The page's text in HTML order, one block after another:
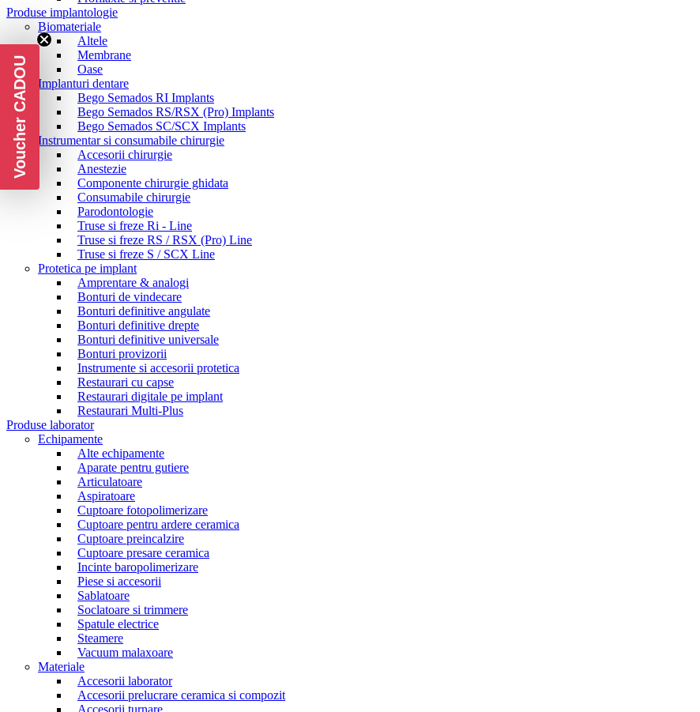
Produse implantologie
Biomateriale
Altele
Membrane
Oase
Implanturi dentare
Bego Semados RI Implants
Bego Semados RS/RSX (Pro) Implants
Bego Semados SC/SCX Implants
Instrumentar si consumabile chirurgie
Accesorii chirurgie
Anestezie
Componente chirurgie ghidata
Consumabile chirurgie
Parodontologie
Truse si freze Ri - Line
Truse si freze RS / RSX (Pro) Line
Truse si freze S / SCX Line
Protetica pe implant
Amprentare & analogi
Bonturi de vindecare
Bonturi definitive angulate
Bonturi definitive drepte
Bonturi definitive universale
Bonturi provizorii
Instrumente si accesorii protetica
Restaurari cu capse
Restaurari digitale pe implant
Restaurari Multi-Plus
Produse laborator
Echipamente
Alte echipamente
Aparate pentru gutiere
Articulatoare
Aspiratoare
Cuptoare fotopolimerizare
Cuptoare pentru ardere ceramica
Cuptoare preincalzire
Cuptoare presare ceramica
Incinte baropolimerizare
Piese si accesorii
Sablatoare
Soclatoare si trimmere
Spatule electrice
Steamere
Vacuum malaxoare
Materiale
Accesorii laborator
Accesorii prelucrare ceramica si compozit
Voucher CADOU